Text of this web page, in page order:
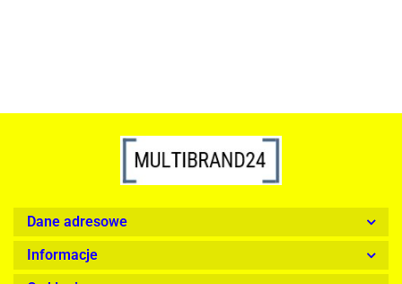
Dane adresowe
Informacje